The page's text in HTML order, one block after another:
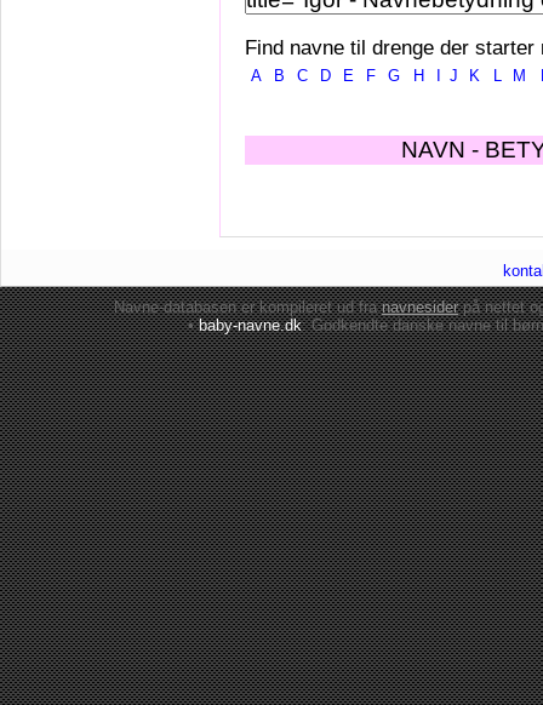
Find navne til drenge der starter
A B C D E F G H J K L M
NAVN -
Navne-databasen er kompileret ud franavnesiderpå nettet
•baby-navne.dk: Godkendte danskenavne til børn